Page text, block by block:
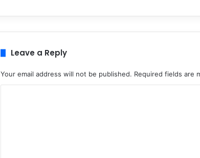
Leave a Reply
Your email address will not be published. Required fields are